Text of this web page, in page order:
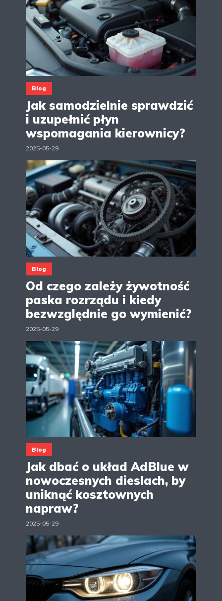
Blog
Jak samodzielnie sprawdzić
i uzupełnić płyn
wspomagania kierownicy?
2025-05-29
Blog
Od czego zależy żywotność
paska rozrządu i kiedy
bezwzględnie go wymienić?
2025-05-29
Blog
Jak dbać o układ AdBlue w
nowoczesnych dieslach, by
uniknąć kosztownych
napraw?
2025-05-29